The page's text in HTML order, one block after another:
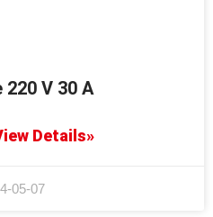
220 V 30 A
Details»
05-07